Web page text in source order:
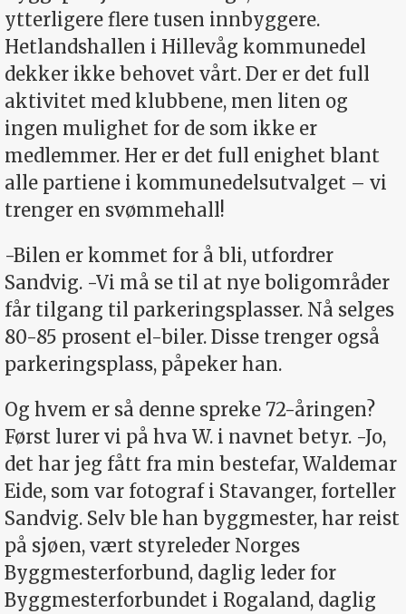
ytterligere flere tusen innbyggere.
Hetlandshallen i Hillevåg kommunedel
dekker ikke behovet vårt. Der er det full
aktivitet med klubbene, men liten og
ingen mulighet for de som ikke er
medlemmer. Her er det full enighet blant
alle partiene i kommunedelsutvalget – vi
trenger en svømmehall!
-Bilen er kommet for å bli, utfordrer
Sandvig. -Vi må se til at nye boligområder
får tilgang til parkeringsplasser. Nå selges
80-85 prosent el-biler. Disse trenger også
parkeringsplass, påpeker han.
Og hvem er så denne spreke 72-åringen?
Først lurer vi på hva W. i navnet betyr. -Jo,
det har jeg fått fra min bestefar, Waldemar
Eide, som var fotograf i Stavanger, forteller
Sandvig. Selv ble han byggmester, har reist
på sjøen, vært styreleder Norges
Byggmesterforbund, daglig leder for
Byggmesterforbundet i Rogaland, daglig